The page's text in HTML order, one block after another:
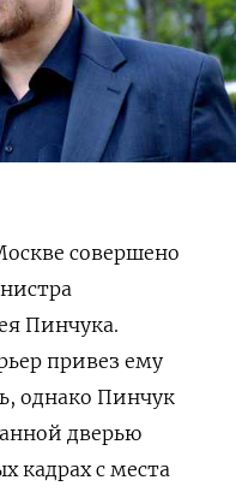
совершено
Пинчука.
привез ему
однако Пинчук
дверью
кадрах с места